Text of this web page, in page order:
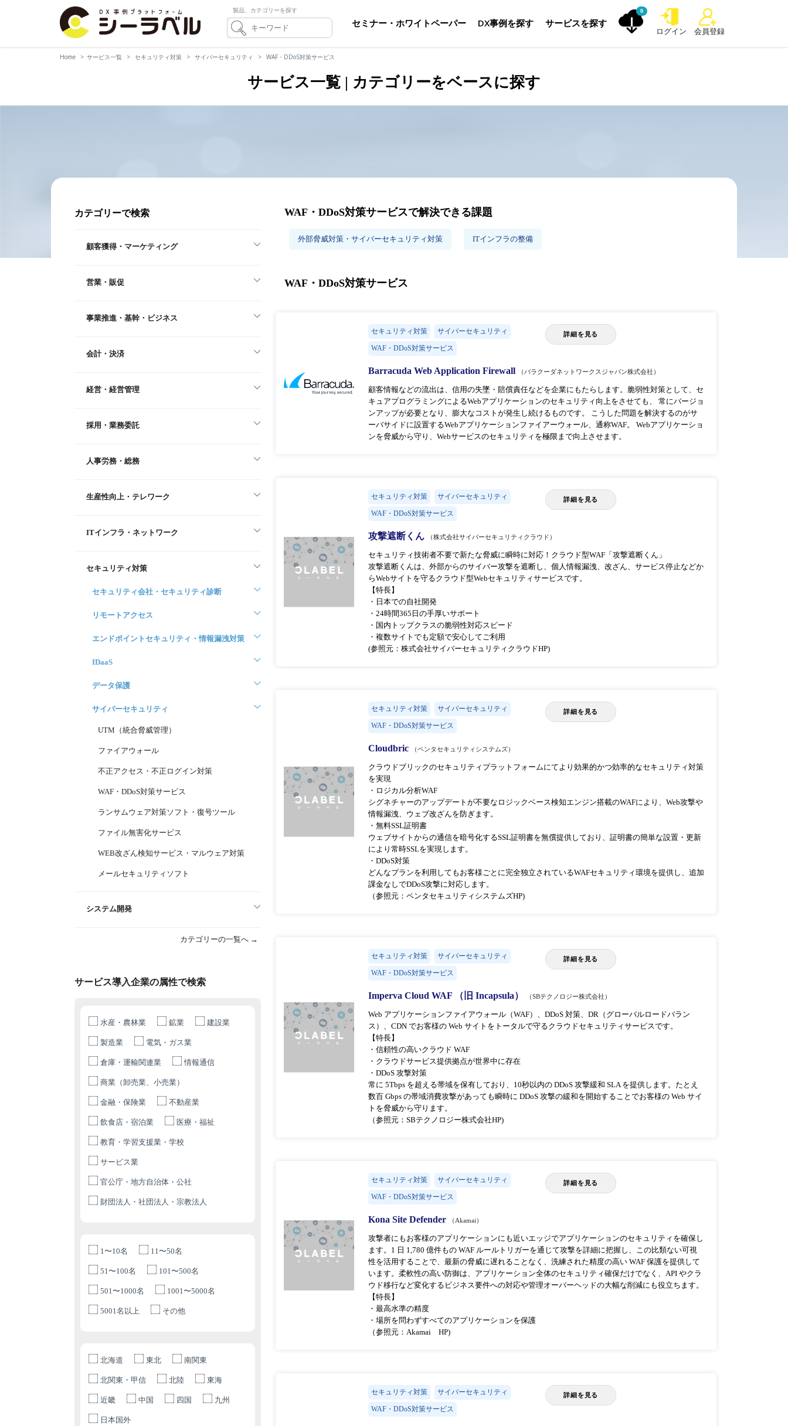
製品、カテゴリーを探す
セミナー・ホワイトペーパー DX事例を探す サービスを探す
0
ログイン 会員登録
Home サービス一覧 セキュリティ対策 サイバーセキュリティ WAF・DDoS対策サービス
サービス一覧 | カテゴリーをベースに探す
カテゴリーで検索
顧客獲得・マーケティング
営業・販促
事業推進・基幹・ビジネス
会計・決済
経営・経営管理
採用・業務委託
人事労務・総務
生産性向上・テレワーク
ITインフラ・ネットワーク
セキュリティ対策
セキュリティ会社・セキュリティ診断
リモートアクセス
エンドポイントセキュリティ・情報漏洩対策
IDaaS
データ保護
サイバーセキュリティ
UTM（統合脅威管理）
ファイアウォール
不正アクセス・不正ログイン対策
WAF・DDoS対策サービス
ランサムウェア対策ソフト・復号ツール
ファイル無害化サービス
WEB改ざん検知サービス・マルウェア対策
メールセキュリティソフト
システム開発
カテゴリーの一覧へ →
サービス導入企業の属性で検索
水産・農林業 鉱業 建設業
製造業 電気・ガス業
倉庫・運輸関連業 情報通信
商業（卸売業、小売業）
金融・保険業 不動産業
飲食店・宿泊業 医療・福祉
教育・学習支援業・学校
サービス業
官公庁・地方自治体・公社
財団法人・社団法人・宗教法人
1〜10名 11〜50名
51〜100名 101〜500名
501〜1000名 1001〜5000名
5001名以上 その他
北海道 東北 南関東
北関東・甲信 北陸 東海
近畿 中国 四国 九州
日本国外
WAF・DDoS対策サービスで解決できる課題
外部脅威対策・サイバーセキュリティ対策 ITインフラの整備
WAF・DDoS対策サービス
セキュリティ対策 サイバーセキュリティ
WAF・DDoS対策サービス
詳細を見る
Barracuda Web Application Firewall （バラクーダネットワークスジャパン株式会社）
顧客情報などの流出は、信用の失墜・賠償責任などを企業にもたらします。脆弱性対策として、セ
キュアプログラミングによるWebアプリケーションのセキュリティ向上をさせても、 常にバージョ
ンアップが必要となり、膨大なコストが発生し続けるものです。 こうした問題を解決するのがサ
ーバサイドに設置するWebアプリケーションファイアーウォール、通称WAF。 Webアプリケーショ
ンを脅威から守り、Webサービスのセキュリティを極限まで向上させます。
セキュリティ対策 サイバーセキュリティ
WAF・DDoS対策サービス
詳細を見る
攻撃遮断くん （株式会社サイバーセキュリティクラウド）
セキュリティ技術者不要で新たな脅威に瞬時に対応！クラウド型WAF「攻撃遮断くん」
攻撃遮断くんは、外部からのサイバー攻撃を遮断し、個人情報漏洩、改ざん、サービス停止などか
らWebサイトを守るクラウド型Webセキュリティサービスです。
【特長】
・日本での自社開発
・24時間365日の手厚いサポート
・国内トップクラスの脆弱性対応スピード
・複数サイトでも定額で安心してご利用
(参照元：株式会社サイバーセキュリティクラウドHP)
セキュリティ対策 サイバーセキュリティ
WAF・DDoS対策サービス
詳細を見る
Cloudbric （ペンタセキュリティシステムズ）
クラウドブリックのセキュリティプラットフォームにてより効果的かつ効率的なセキュリティ対策
を実現
・ロジカル分析WAF
シグネチャーのアップデートが不要なロジックベース検知エンジン搭載のWAFにより、Web攻撃や
情報漏洩、ウェブ改ざんを防ぎます。
・無料SSL証明書
ウェブサイトからの通信を暗号化するSSL証明書を無償提供しており、証明書の簡単な設置・更新
により常時SSLを実現します。
・DDoS対策
どんなプランを利用してもお客様ごとに完全独立されているWAFセキュリティ環境を提供し、追加
課金なしでDDoS攻撃に対応します。
（参照元：ペンタセキュリティシステムズHP)
セキュリティ対策 サイバーセキュリティ
WAF・DDoS対策サービス
詳細を見る
Imperva Cloud WAF （旧 Incapsula） （SBテクノロジー株式会社）
Web アプリケーションファイアウォール（WAF）、DDoS 対策、DR（グローバルロードバラン
ス）、CDN でお客様の Web サイトをトータルで守るクラウドセキュリティサービスです。
【特長】
・信頼性の高いクラウド WAF
・クラウドサービス提供拠点が世界中に存在
・DDoS 攻撃対策
常に 5Tbps を超える帯域を保有しており、10秒以内の DDoS 攻撃緩和 SLA を提供します。たとえ
数百 Gbps の帯域消費攻撃があっても瞬時に DDoS 攻撃の緩和を開始することでお客様の Web サイ
トを脅威から守ります。
（参照元：SBテクノロジー株式会社HP)
セキュリティ対策 サイバーセキュリティ
WAF・DDoS対策サービス
詳細を見る
Kona Site Defender （Akamai）
攻撃者にもお客様のアプリケーションにも近いエッジでアプリケーションのセキュリティを確保し
ます。1 日 1,780 億件もの WAF ルールトリガーを通じて攻撃を詳細に把握し、この比類ない可視
性を活用することで、最新の脅威に遅れることなく、洗練された精度の高い WAF 保護を提供して
います。柔軟性の高い防御は、アプリケーション全体のセキュリティ確保だけでなく、API やクラ
ウド移行など変化するビジネス要件への対応や管理オーバーヘッドの大幅な削減にも役立ちます。
【特長】
・最高水準の精度
・場所を問わずすべてのアプリケーションを保護
（参照元：Akamai HP)
セキュリティ対策 サイバーセキュリティ
WAF・DDoS対策サービス
詳細を見る